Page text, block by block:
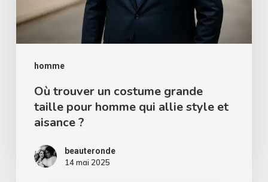
homme
homme
qui
style
aisance
Où trouver un costume grande
taille pour homme qui allie style et
aisance ?
beauteronde
14 mai 2025